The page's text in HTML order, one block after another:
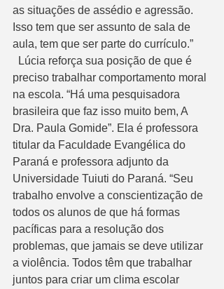
as situações de assédio e agressão.
Isso tem que ser assunto de sala de
aula, tem que ser parte do currículo.”
preciso trabalhar comportamento moral
na escola. “Há uma pesquisadora
brasileira que faz isso muito bem, A
Dra. Paula Gomide”. Ela é professora
titular da Faculdade Evangélica do
Paraná e professora adjunto da
Universidade Tuiuti do Paraná. “Seu
trabalho envolve a conscientização de
todos os alunos de que há formas
pacíficas para a resolução dos
problemas, que jamais se deve utilizar
a violência. Todos têm que trabalhar
juntos para criar um clima escolar